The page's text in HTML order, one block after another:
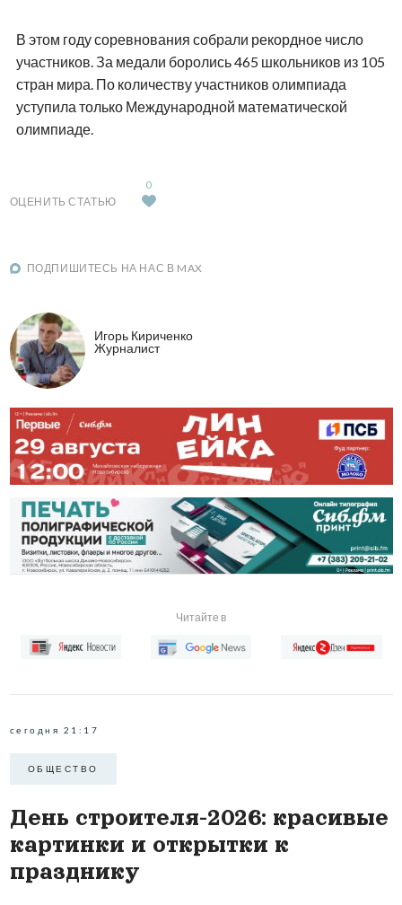
В этом году соревнования собрали рекордное число
участников. За медали боролись 465 школьников из 105
стран мира. По количеству участников олимпиада
уступила только Международной математической
олимпиаде.
ОЦЕНИТЬ СТАТЬЮ
0
ПОДПИШИТЕСЬ НА НАС В MAX
Игорь Кириченко
Журналист
Читайте в
сегодня 21:17
ОБЩЕСТВО
День строителя-2026: красивые
картинки и открытки к
празднику